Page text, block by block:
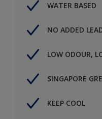
WATER BASED
NO ADDED
LOW ODOUR,
SINGAPORE
KEEP COOL